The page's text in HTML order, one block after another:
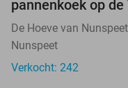
pannenkoek op de
De Hoeve van Nunspeet
Nunspeet
Verkocht: 242